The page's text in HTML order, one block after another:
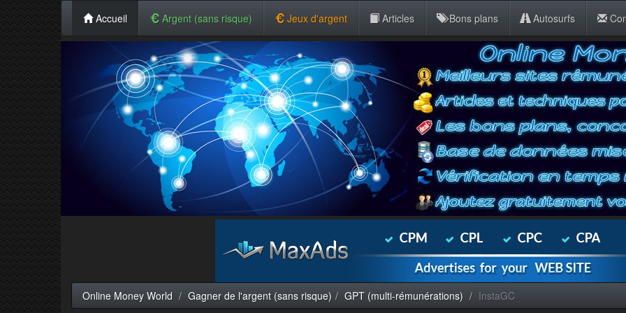
Accueil Argent (sans risque) Jeux d'argent Articles Bons plans Autosurfs
Online Money World Gagner de l'argent (sans risque) GPT (multi-rémunérations) InstaGC